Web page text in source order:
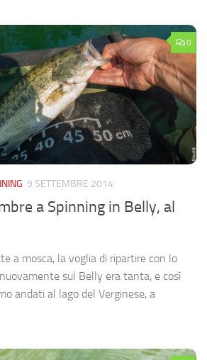
0
9 SETTEMBRE 2014
a Spinning in Belly, al
a mosca, la voglia di ripartire con lo
sul Belly era tanta, e così
andati al lago del Verginese, a